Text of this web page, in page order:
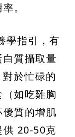
。
學指引，有
質攝取量
於忙碌的
如吃雞胸
質的增肌
供 20-50克